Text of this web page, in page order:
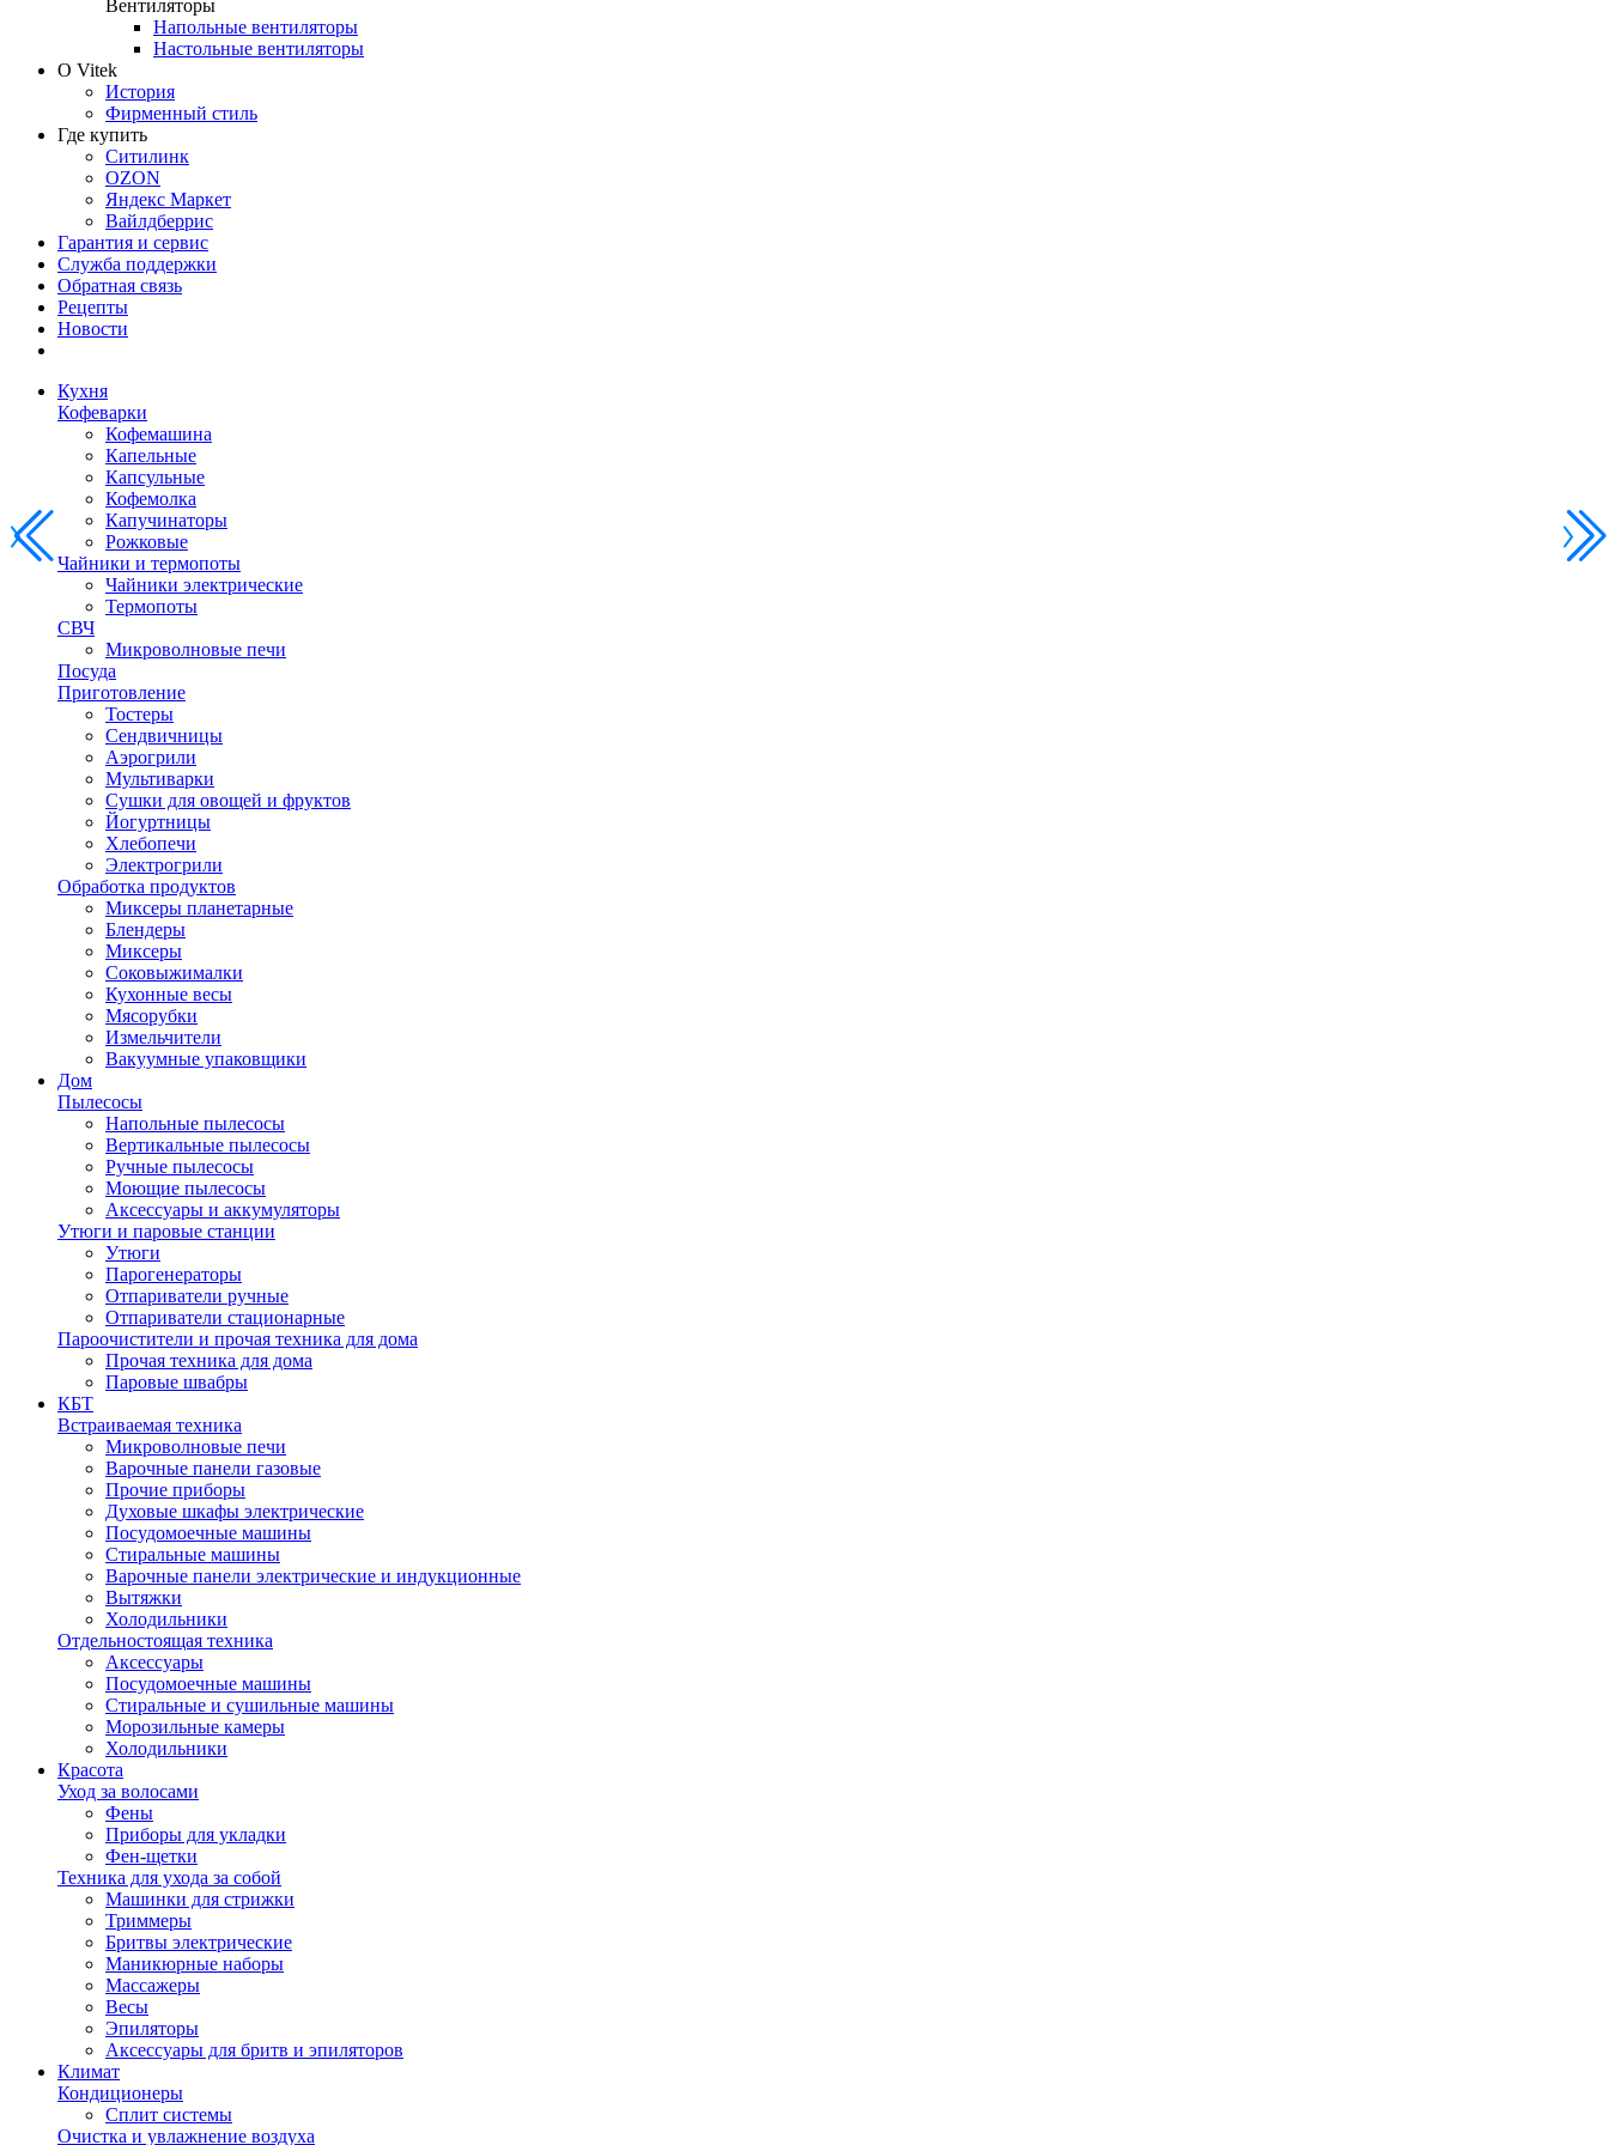
Вентиляторы
Напольные вентиляторы
Настольные вентиляторы
О Vitek
История
Фирменный стиль
Где купить
Ситилинк
OZON
Яндекс Маркет
Вайлдберрис
Гарантия и сервис
Служба поддержки
Обратная связь
Рецепты
Новости
Кухня
Кофеварки
Кофемашина
Капельные
Капсульные
Кофемолка
Капучинаторы
Рожковые
Чайники и термопоты
Чайники электрические
Термопоты
СВЧ
Микроволновые печи
Посуда
Приготовление
Тостеры
Сендвичницы
Аэрогрили
Мультиварки
Сушки для овощей и фруктов
Йогуртницы
Хлебопечи
Электрогрили
Обработка продуктов
Миксеры планетарные
Блендеры
Миксеры
Соковыжималки
Кухонные весы
Мясорубки
Измельчители
Вакуумные упаковщики
Дом
Пылесосы
Напольные пылесосы
Вертикальные пылесосы
Ручные пылесосы
Моющие пылесосы
Аксессуары и аккумуляторы
Утюги и паровые станции
Утюги
Парогенераторы
Отпариватели ручные
Отпариватели стационарные
Пароочистители и прочая техника для дома
Прочая техника для дома
Паровые швабры
КБТ
Встраиваемая техника
Микроволновые печи
Варочные панели газовые
Прочие приборы
Духовые шкафы электрические
Посудомоечные машины
Стиральные машины
Варочные панели электрические и индукционные
Вытяжки
Холодильники
Отдельностоящая техника
Аксессуары
Посудомоечные машины
Стиральные и сушильные машины
Морозильные камеры
Холодильники
Красота
Уход за волосами
Фены
Приборы для укладки
Фен-щетки
Техника для ухода за собой
Машинки для стрижки
Триммеры
Бритвы электрические
Маникюрные наборы
Массажеры
Весы
Эпиляторы
Аксессуары для бритв и эпиляторов
Климат
Кондиционеры
Сплит системы
Очистка и увлажнение воздуха